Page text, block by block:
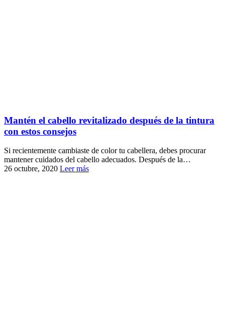
Mantén el cabello revitalizado después de la tintura
con estos consejos
Si recientemente cambiaste de color tu cabellera, debes procurar
mantener cuidados del cabello adecuados. Después de la…
26 octubre, 2020 Leer más